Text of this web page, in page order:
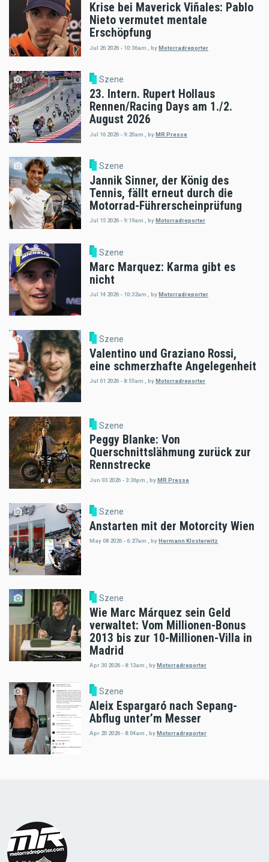
Krise bei Maverick Viñales: Pablo
Nieto vermutet mentale
Erschöpfung
Jul 26 2026 - 10:36am byMotorradreporter
Szene
23. Intern. Rupert Hollaus
Rennen/Racing Days am 1./2.
August 2026
Jul 16 2026 - 9:20am byMR Presse
Szene
Jannik Sinner, der König des
Tennis, fällt erneut durch die
Motorrad-Führerscheinprüfung
Jul 15 2026 - 9:19am , byMotorradreporter
Szene
Marc Marquez: Karma gibt es
nicht
Jul 14 2026 - 10:32am byMotorradreporter
Szene
Valentino und Graziano Rossi,
eine schmerzhafte Angelegenheit
Jul 01 2026 - 8:55am byMotorradreporter
Szene
Peggy Blanke: Von
Querschnittslähmung zurück zur
Rennstrecke
Jun 03 2026 - 3:36pm byMR Presse
Szene
Anstarten mit der Motorcity Wien
May 08 2026 - 6:27am , by Hermann Klosterwitz
Szene
Wie Marc Márquez sein Geld
verwaltet: Vom Millionen-Bonus
2013 bis zur 10-Millionen-Villa in
Madrid
Apr 30 2026 - 8:13am , byMotorradreporter
Szene
Aleix Espargaró nach Sepang-
Abflug unter’m Messer
Apr 20 2026 - 8:04am byMotorradreporter